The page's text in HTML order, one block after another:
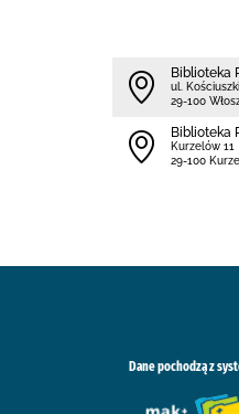
Biblioteka
ul. Kościuszki
29-100
Biblioteka
Kurzelów 11
29-100
Dane pochodzą z